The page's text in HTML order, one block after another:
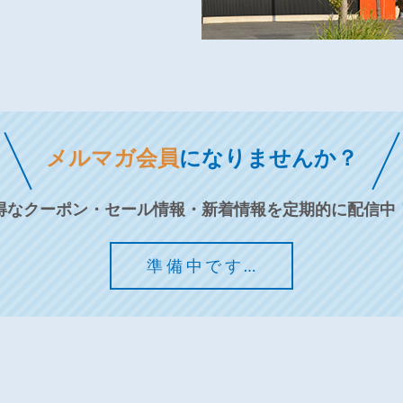
メルマガ会員になりませんか？
なクーポン・セール情報・新着情報を定期的に配信中
準備中です…